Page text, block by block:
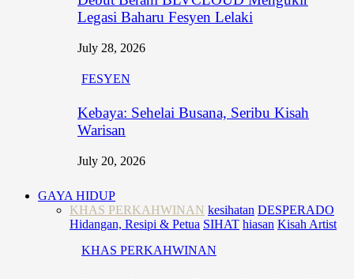
Legasi Baharu Fesyen Lelaki
July 28, 2026
FESYEN
Kebaya: Sehelai Busana, Seribu Kisah
Warisan
July 20, 2026
GAYA HIDUP
KHAS PERKAHWINAN kesihatan DESPERADO
Hidangan, Resipi & Petua SIHAT hiasan Kisah Artist
KHAS PERKAHWINAN